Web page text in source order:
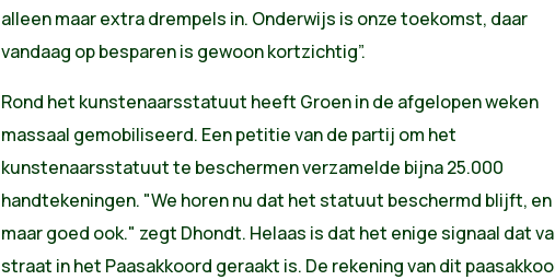
alleen maar extra drempels in. Onderwijs is onze toekomst, daar
vandaag op besparen is gewoon kortzichtig”.
Rond het kunstenaarsstatuut heeft Groen in de afgelopen weken
massaal gemobiliseerd. Een petitie van de partij om het
kunstenaarsstatuut te beschermen verzamelde bijna 25.000
handtekeningen. "We horen nu dat het statuut beschermd blijft, en
maar goed ook." zegt Dhondt. Helaas is dat het enige signaal dat
straat in het Paasakkoord geraakt is. De rekening van dit